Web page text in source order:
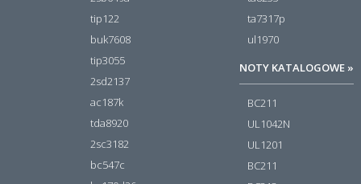
tip122
buk7608
tip3055
2sd2137
ac187k
tda8920
2sc3182
bc547c
ta7317p
ul1970
NOTY KATALOGOWE »
BC211
UL1042N
UL1201
BC211